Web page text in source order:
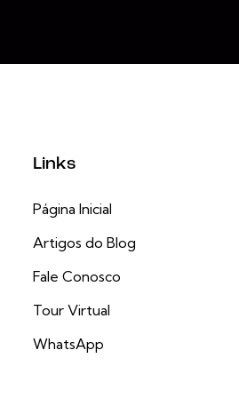
Links
Página Inicial
Artigos do Blog
Fale Conosco
Tour Virtual
WhatsApp